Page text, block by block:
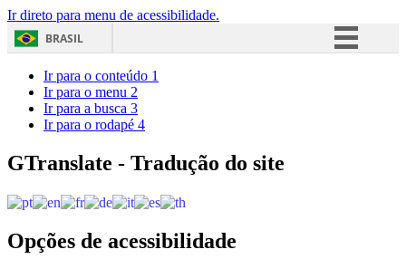
Ir direto para menu de acessibilidade.
BRASIL
Acesso à informação
Ir para o conteúdo 1
Ir para o menu 2
Ir para a busca 3
Ir para o rodapé 4
GTranslate - Tradução do site
Opções de acessibilidade